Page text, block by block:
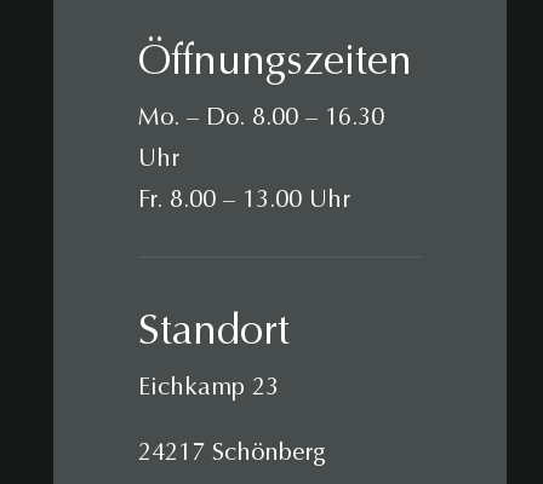
Öffnungszeiten
Mo. – Do. 8.00 – 16.30
Uhr
Fr. 8.00 – 13.00 Uhr
Standort
Eichkamp 23
24217 Schönberg